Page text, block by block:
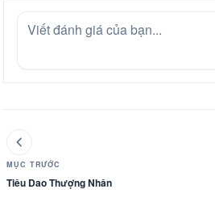
MỤC TRƯỚC
Tiêu Dao Thượng Nhân